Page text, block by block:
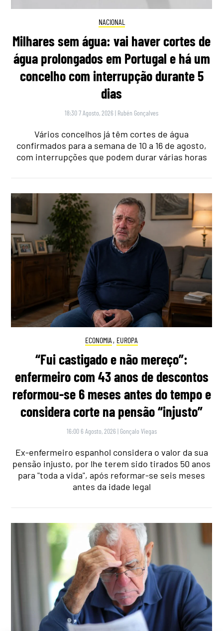
NACIONAL
Milhares sem água: vai haver cortes de
água prolongados em Portugal e há um
concelho com interrupção durante 5
dias
18:30 7 Agosto, 2026 | Rubén Gonçalves
Vários concelhos já têm cortes de água
confirmados para a semana de 10 a 16 de agosto,
com interrupções que podem durar várias horas
ECONOMIA , EUROPA
“Fui castigado e não mereço”:
enfermeiro com 43 anos de descontos
reformou-se 6 meses antes do tempo e
considera corte na pensão “injusto”
16:00 6 Agosto, 2026 | Gonçalo Viegas
Ex-enfermeiro espanhol considera o valor da sua
pensão injusto, por lhe terem sido tirados 50 anos
para "toda a vida", após reformar-se seis meses
antes da idade legal